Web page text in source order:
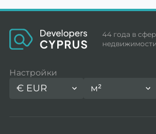
44 года в
недвижимости
Настройки
€ EUR м²